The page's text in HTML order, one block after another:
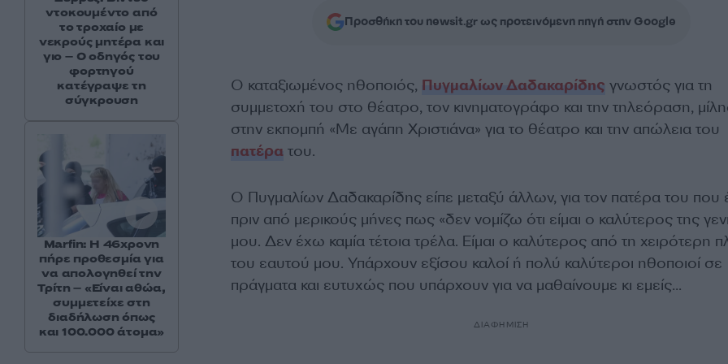
Προσθήκη του newsit.gr ως προτεινόμενη πηγή στην Google
Ο καταξιωμένος ηθοποιός, Πυγμαλίων Δαδακαρίδης γνωστός για τη
συμμετοχή του στο θέατρο, τον κινηματογράφο και την τηλεόραση,
στην εκπομπή «Με αγάπη Χριστιάνα» για το θέατρο και την απώλεια του
πατέρατου.
Ο Πυγμαλίων Δαδακαρίδης είπε μεταξύ άλλων, για τον πατέρα του που
πριν από μερικούς μήνες πως «δεν νομίζω ότι είμαι ο καλύτερος της
μου. Δεν έχω καμία τέτοια τρέλα. Είμαι ο καλύτερος από τη χειρότερη
του εαυτού μου. Υπάρχουν εξίσου καλοί ή πολύ καλύτεροι ηθοποιοί σε
πράγματα και ευτυχώς που υπάρχουν για να μαθαίνουμε κι εμείς…
ΔΙΑΦΗΜΙΣΗ
ντοκουμέντο από
το τροχαίο με
νεκρούς μητέρα και
γιο – Ο οδηγός του
φορτηγού
κατέγραψε τη
σύγκρουση
Marfin: Η 46χρονη
πήρε προθεσμία για
να απολογηθεί την
Τρίτη – «Είναι αθώα,
συμμετείχε στη
διαδήλωση όπως
και 100.000 άτομα»